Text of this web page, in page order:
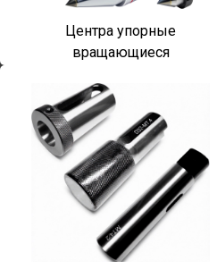
Центра упорные
вращающиеся